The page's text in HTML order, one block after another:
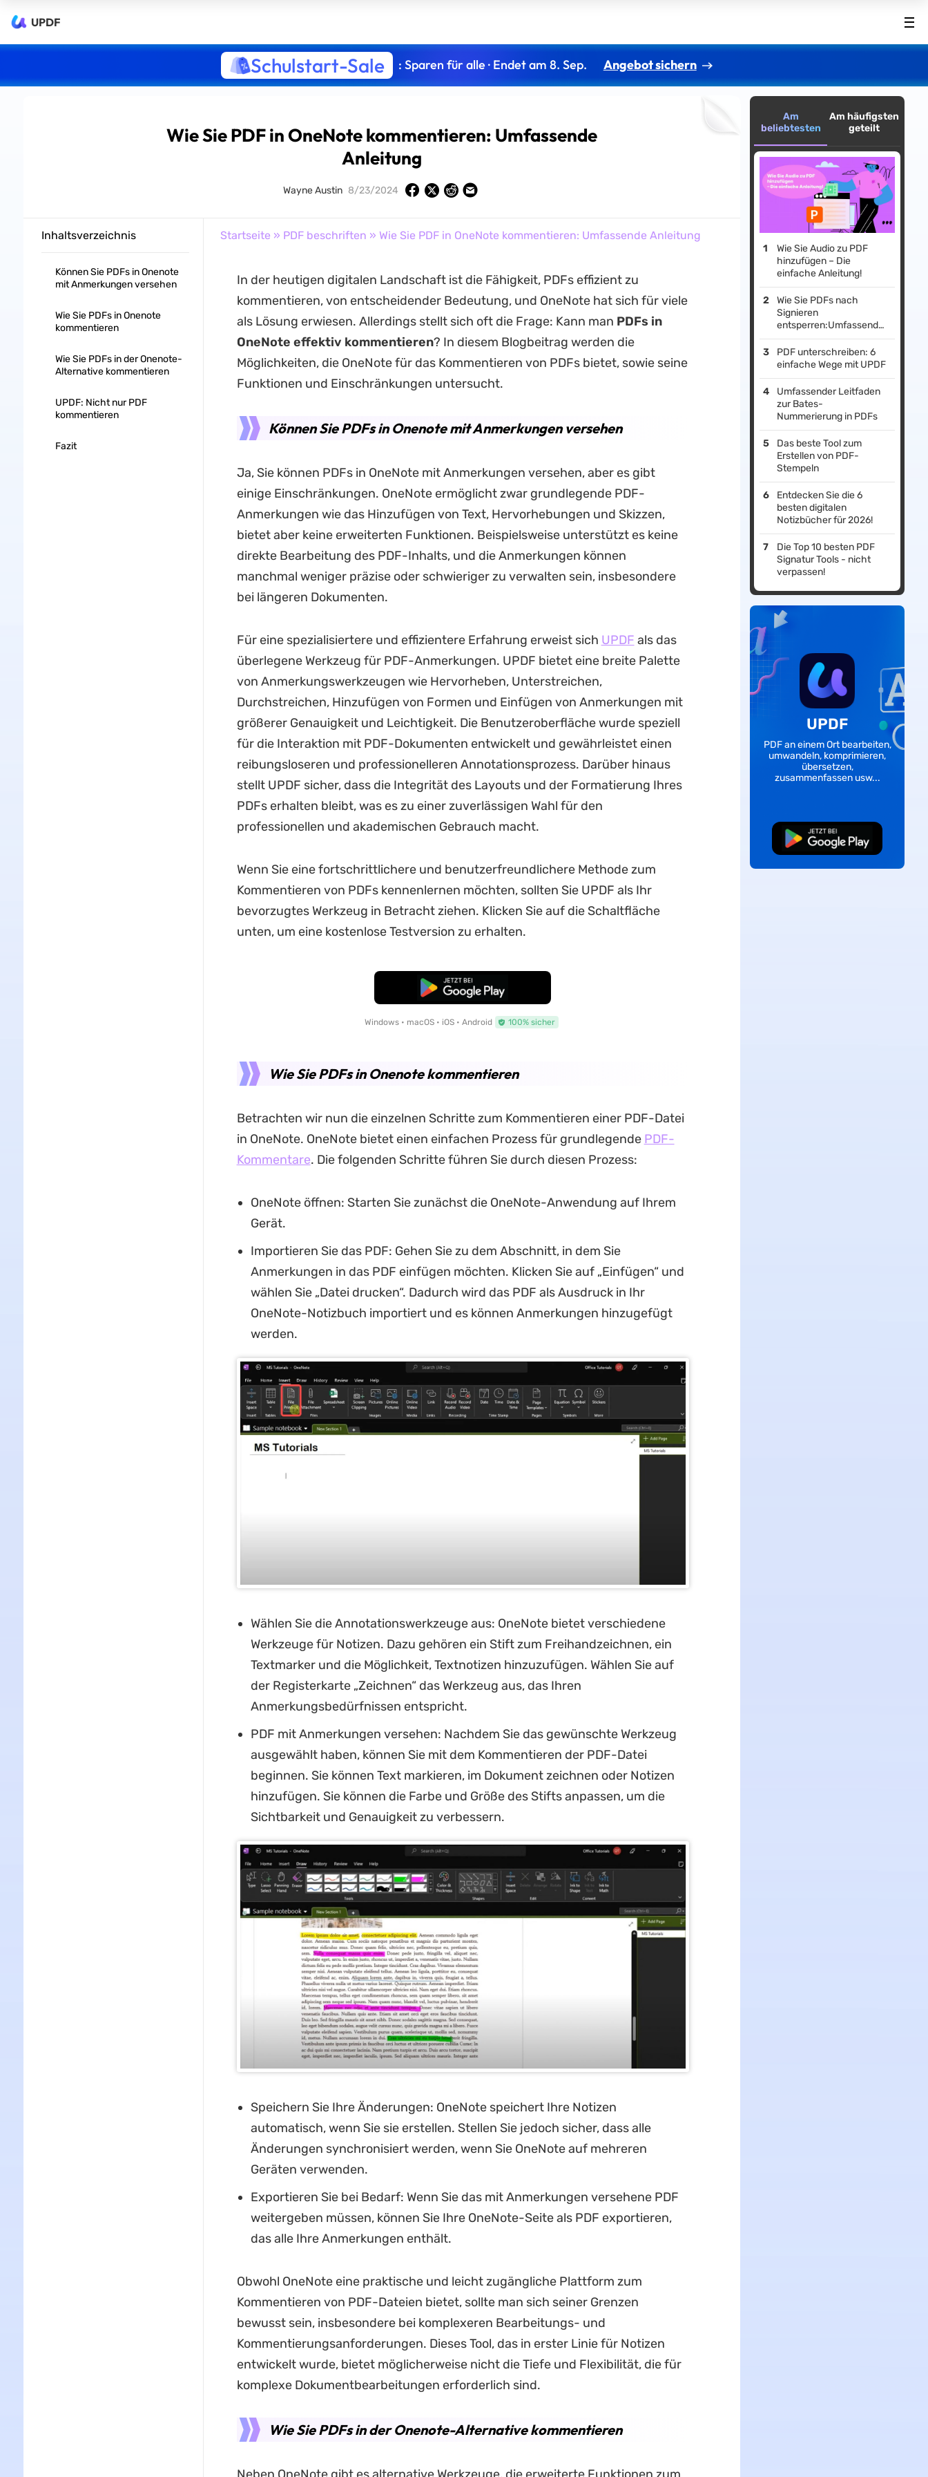
UPDF
Schulstart-Sale : Sparen für alle · Endet am 8. Sep. Angebot sichern
Wie Sie PDF in OneNote kommentieren: Umfassende
Anleitung
Wayne Austin 8/23/2024
Inhaltsverzeichnis
Können Sie PDFs in Onenote
mit Anmerkungen versehen
Wie Sie PDFs in Onenote
kommentieren
Wie Sie PDFs in der Onenote-
Alternative kommentieren
UPDF: Nicht nur PDF
kommentieren
Fazit
Startseite » PDF beschriften » Wie Sie PDF in OneNote kommentieren: Umfassende Anleitung
In der heutigen digitalen Landschaft ist die Fähigkeit, PDFs effizient zu
kommentieren, von entscheidender Bedeutung, und OneNote hat sich für viele
als Lösung erwiesen. Allerdings stellt sich oft die Frage: Kann man PDFs in
OneNote effektiv kommentieren? In diesem Blogbeitrag werden die
Möglichkeiten, die OneNote für das Kommentieren von PDFs bietet, sowie seine
Funktionen und Einschränkungen untersucht.
Können Sie PDFs in Onenote mit Anmerkungen versehen
Ja, Sie können PDFs in OneNote mit Anmerkungen versehen, aber es gibt
einige Einschränkungen. OneNote ermöglicht zwar grundlegende PDF-
Anmerkungen wie das Hinzufügen von Text, Hervorhebungen und Skizzen,
bietet aber keine erweiterten Funktionen. Beispielsweise unterstützt es keine
direkte Bearbeitung des PDF-Inhalts, und die Anmerkungen können
manchmal weniger präzise oder schwieriger zu verwalten sein, insbesondere
bei längeren Dokumenten.
Für eine spezialisiertere und effizientere Erfahrung erweist sich UPDF als das
überlegene Werkzeug für PDF-Anmerkungen. UPDF bietet eine breite Palette
von Anmerkungswerkzeugen wie Hervorheben, Unterstreichen,
Durchstreichen, Hinzufügen von Formen und Einfügen von Anmerkungen mit
größerer Genauigkeit und Leichtigkeit. Die Benutzeroberfläche wurde speziell
für die Interaktion mit PDF-Dokumenten entwickelt und gewährleistet einen
reibungsloseren und professionelleren Annotationsprozess. Darüber hinaus
stellt UPDF sicher, dass die Integrität des Layouts und der Formatierung Ihres
PDFs erhalten bleibt, was es zu einer zuverlässigen Wahl für den
professionellen und akademischen Gebrauch macht.
Wenn Sie eine fortschrittlichere und benutzerfreundlichere Methode zum
Kommentieren von PDFs kennenlernen möchten, sollten Sie UPDF als Ihr
bevorzugtes Werkzeug in Betracht ziehen. Klicken Sie auf die Schaltfläche
unten, um eine kostenlose Testversion zu erhalten.
Kostenloser Download
Windows • macOS • iOS • Android 100% sicher
Wie Sie PDFs in Onenote kommentieren
Betrachten wir nun die einzelnen Schritte zum Kommentieren einer PDF-Datei
in OneNote. OneNote bietet einen einfachen Prozess für grundlegende PDF-
Kommentare. Die folgenden Schritte führen Sie durch diesen Prozess:
OneNote öffnen: Starten Sie zunächst die OneNote-Anwendung auf Ihrem
Gerät.
Importieren Sie das PDF: Gehen Sie zu dem Abschnitt, in dem Sie
Anmerkungen in das PDF einfügen möchten. Klicken Sie auf „Einfügen“ und
wählen Sie „Datei drucken“. Dadurch wird das PDF als Ausdruck in Ihr
OneNote-Notizbuch importiert und es können Anmerkungen hinzugefügt
werden.
Wählen Sie die Annotationswerkzeuge aus: OneNote bietet verschiedene
Werkzeuge für Notizen. Dazu gehören ein Stift zum Freihandzeichnen, ein
Textmarker und die Möglichkeit, Textnotizen hinzuzufügen. Wählen Sie auf
der Registerkarte „Zeichnen“ das Werkzeug aus, das Ihren
Anmerkungsbedürfnissen entspricht.
PDF mit Anmerkungen versehen: Nachdem Sie das gewünschte Werkzeug
ausgewählt haben, können Sie mit dem Kommentieren der PDF-Datei
beginnen. Sie können Text markieren, im Dokument zeichnen oder Notizen
hinzufügen. Sie können die Farbe und Größe des Stifts anpassen, um die
Sichtbarkeit und Genauigkeit zu verbessern.
Speichern Sie Ihre Änderungen: OneNote speichert Ihre Notizen
automatisch, wenn Sie sie erstellen. Stellen Sie jedoch sicher, dass alle
Änderungen synchronisiert werden, wenn Sie OneNote auf mehreren
Geräten verwenden.
Exportieren Sie bei Bedarf: Wenn Sie das mit Anmerkungen versehene PDF
weitergeben müssen, können Sie Ihre OneNote-Seite als PDF exportieren,
das alle Ihre Anmerkungen enthält.
Obwohl OneNote eine praktische und leicht zugängliche Plattform zum
Kommentieren von PDF-Dateien bietet, sollte man sich seiner Grenzen
bewusst sein, insbesondere bei komplexeren Bearbeitungs- und
Kommentierungsanforderungen. Dieses Tool, das in erster Linie für Notizen
entwickelt wurde, bietet möglicherweise nicht die Tiefe und Flexibilität, die für
komplexe Dokumentbearbeitungen erforderlich sind.
Wie Sie PDFs in der Onenote-Alternative kommentieren
Am
beliebtesten
Am häufigsten
geteilt
Wie Sie Audio zu PDF
hinzufügen – Die
einfache Anleitung!
Wie Sie PDFs nach
Signieren
entsperren:Umfassender
Leitfaden
PDF unterschreiben: 6
einfache Wege mit UPDF
Umfassender Leitfaden
zur Bates-
Nummerierung in PDFs
Das beste Tool zum
Erstellen von PDF-
Stempeln
Entdecken Sie die 6
besten digitalen
Notizbücher für 2026!
Die Top 10 besten PDF
Signatur Tools - nicht
verpassen!
UPDF
PDF an einem Ort bearbeiten,
umwandeln, komprimieren,
übersetzen,
zusammenfassen usw...
Kostenloser
Download